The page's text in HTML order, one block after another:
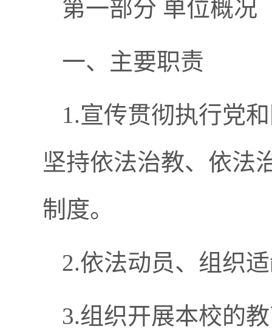
第一部分 单位概况
一、主要职责
1.宣传贯彻执行党
坚持依法治教、依法
制度。
2.依法动员、组织
3.组织开展本校的